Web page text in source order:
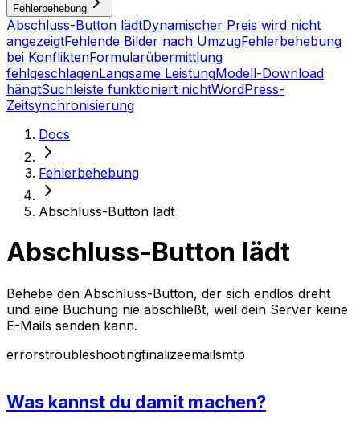
Fehlerbehebung
Abschluss-Button lädtDynamischer Preis wird nicht
angezeigtFehlende Bilder nach UmzugFehlerbehebung
bei KonfliktenFormularübermittlung
fehlgeschlagenLangsame LeistungModell-Download
hängtSuchleiste funktioniert nichtWordPress-
Zeitsynchronisierung
Docs
Fehlerbehebung
Abschluss-Button lädt
Abschluss-Button lädt
Behebe den Abschluss-Button, der sich endlos dreht
und eine Buchung nie abschließt, weil dein Server keine
E-Mails senden kann.
errorstroubleshootingfinalizeemailsmtp
Was kannst du damit machen?